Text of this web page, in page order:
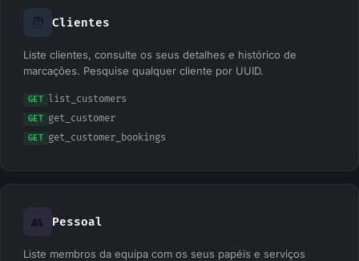
🧑 Clientes
Liste clientes, consulte os seus detalhes e histórico de
marcações. Pesquise qualquer cliente por UUID.
GET list_customers
GET get_customer
GET get_customer_bookings
👥 Pessoal
Liste membros da equipa com os seus papéis e serviços